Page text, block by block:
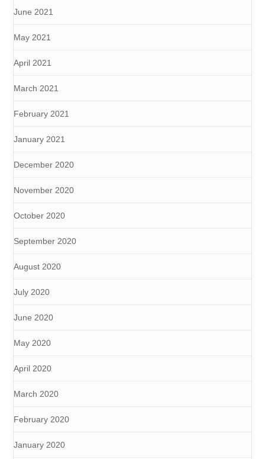
June 2021
May 2021
April 2021
March 2021
February 2021
January 2021
December 2020
November 2020
October 2020
September 2020
August 2020
July 2020
June 2020
May 2020
April 2020
March 2020
February 2020
January 2020